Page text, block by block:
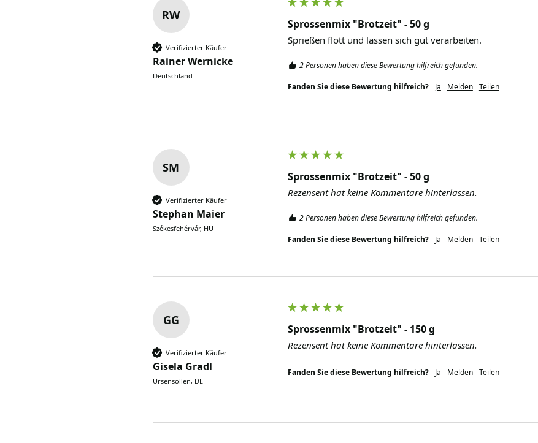
RW
Verifizierter Käufer
Rainer Wernicke
Deutschland
Sprossenmix "Brotzeit" - 50 g
Sprießen flott und lassen sich gut verarbeiten.
2 Personen haben diese Bewertung hilfreich gefunden.
Fanden Sie diese Bewertung hilfreich? Ja Melden Teilen
SM
Verifizierter Käufer
Stephan Maier
Székesfehérvár, HU
Sprossenmix "Brotzeit" - 50 g
Rezensent hat keine Kommentare hinterlassen.
2 Personen haben diese Bewertung hilfreich gefunden.
Fanden Sie diese Bewertung hilfreich? Ja Melden Teilen
GG
Verifizierter Käufer
Gisela Gradl
Ursensollen, DE
Sprossenmix "Brotzeit" - 150 g
Rezensent hat keine Kommentare hinterlassen.
Fanden Sie diese Bewertung hilfreich? Ja Melden Teilen